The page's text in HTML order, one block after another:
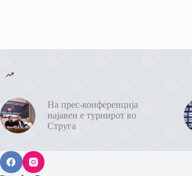
На прес-конференција
најавен е турнирот во
Струга